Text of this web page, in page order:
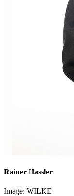
Rainer Hassler
Image: WILKE